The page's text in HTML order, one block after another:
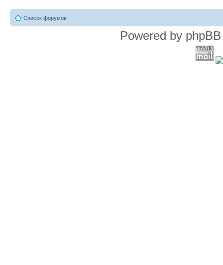
Список форумов
Powered by